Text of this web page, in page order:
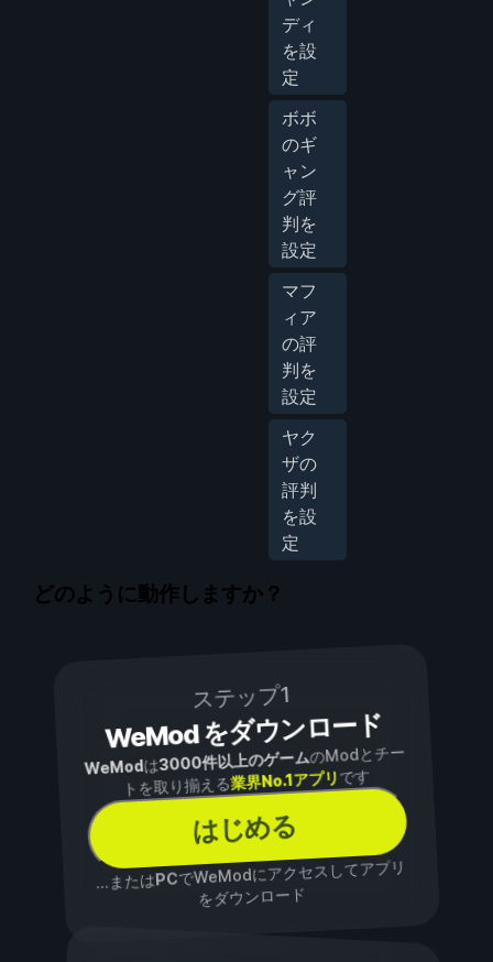
ディ
を設
定
ボボ
のギ
ャン
グ評
判を
設定
マフ
ィア
の評
判を
設定
ヤク
ザの
評判
を設
定
どのように動作しますか？
ステップ1
WeMod をダウンロード
WeModは3000件以上のゲームのModとチー
トを取り揃える業界No.1アプリです
はじめる
...またはPCでWeModにアクセスしてアプリ
をダウンロード